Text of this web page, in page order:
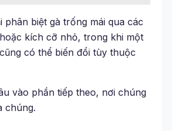
biệt gà trống mái qua các
kích cỡ nhỏ, trong khi một
có thể biến đổi tùy thuộc
vào phần tiếp theo, nơi chúng
chúng.